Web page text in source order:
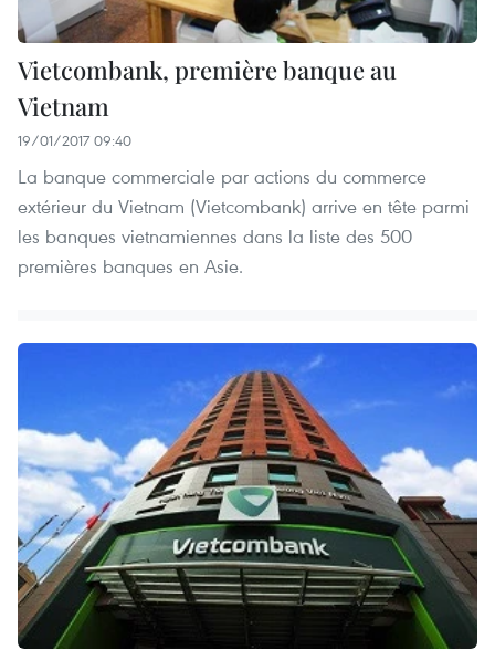
Vietcombank, première banque au
Vietnam
19/01/2017 09:40
La banque commerciale par actions du commerce
extérieur du Vietnam (Vietcombank) arrive en tête parmi
les banques vietnamiennes dans la liste des 500
premières banques en Asie.